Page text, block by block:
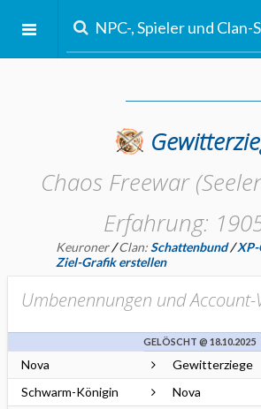
Chaos Freewar
Erfahrung:
Keuroner/Clan:Schattenbund /
Ziel-Grafik erstellen
Umbenennungen und
GELÖSCHT @ 18.10.2025
Nova Gewitterziege
Schwarm-Königin
Nova